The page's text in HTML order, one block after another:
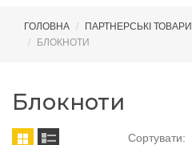
ГОЛОВНА ПАРТНЕРСЬКІ ТОВАРИ
БЛОКНОТИ
Блокноти
Сортувати: